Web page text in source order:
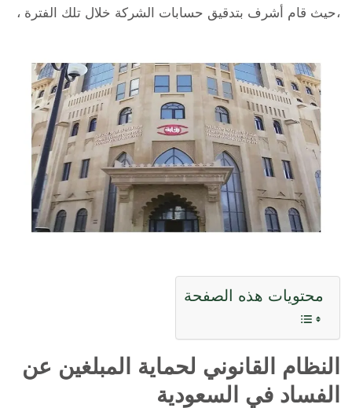
،حيث قام أشرف بتدقيق حسابات الشركة خلال تلك الفترة ،
محتويات هذه الصفحة
النظام القانوني لحماية المبلغين عن
الفساد في السعودية